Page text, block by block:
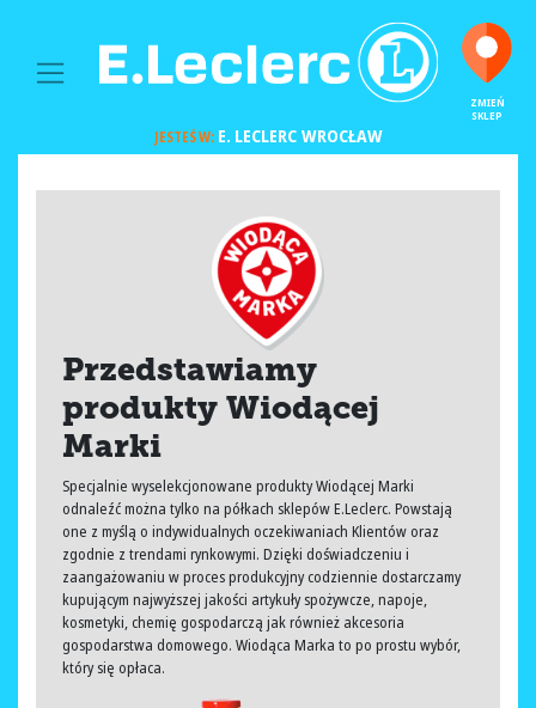
MAIN NAVIGATION
ZMIEŃ
SKLEP
JESTEŚ W:E. LECLERC WROCŁAW
Przedstawiamy
produkty Wiodącej
Marki
Specjalnie wyselekcjonowane produkty Wiodącej Marki
odnaleźć można tylko na półkach sklepów E.Leclerc. Powstają
one z myślą o indywidualnych oczekiwaniach Klientów oraz
zgodnie z trendami rynkowymi. Dzięki doświadczeniu i
zaangażowaniu w proces produkcyjny codziennie dostarczamy
kupującym najwyższej jakości artykuły spożywcze, napoje,
kosmetyki, chemię gospodarczą jak również akcesoria
gospodarstwa domowego. Wiodąca Marka to po prostu wybór,
który się opłaca.